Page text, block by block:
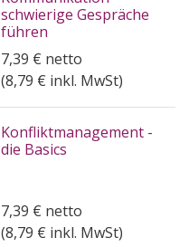
schwierige Gespräche
führen
7,39 € netto
(8,79 € inkl. MwSt)
Konfliktmanagement -
die Basics
7,39 € netto
(8,79 € inkl. MwSt)